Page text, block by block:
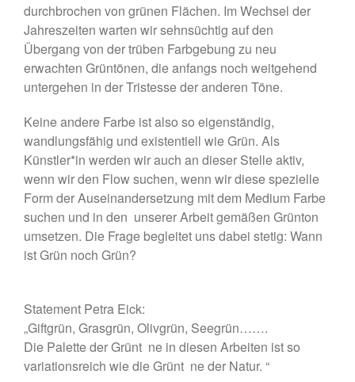
Mai 2021
März 2021
Februar 2021
Januar 2021
November 2020
Oktober 2020
September 2020
August 2020
Juli 2020
Juni 2020
Oktober 2019
September 2019
Juni 2019
durchbrochen von grünen Flächen. Im Wechsel der
Jahreszeiten warten wir sehnsüchtig auf den
Übergang von der trüben Farbgebung zu neu
erwachten Grüntönen, die anfangs noch weitgehend
untergehen in der Tristesse der anderen Töne.
Keine andere Farbe ist also so eigenständig,
wandlungsfähig und existentiell wie Grün. Als
Künstler*in werden wir auch an dieser Stelle aktiv,
wenn wir den Flow suchen, wenn wir diese spezielle
Form der Auseinandersetzung mit dem Medium Farbe
suchen und in den unserer Arbeit gemäßen Grünton
umsetzen. Die Frage begleitet uns dabei stetig: Wann
ist Grün noch Grün?
Statement Petra Eick:
„Giftgrün, Grasgrün, Olivgrün, Seegrün…….
Die Palette der Grünt ne in diesen Arbeiten ist so
variationsreich wie die Grünt ne der Natur. “